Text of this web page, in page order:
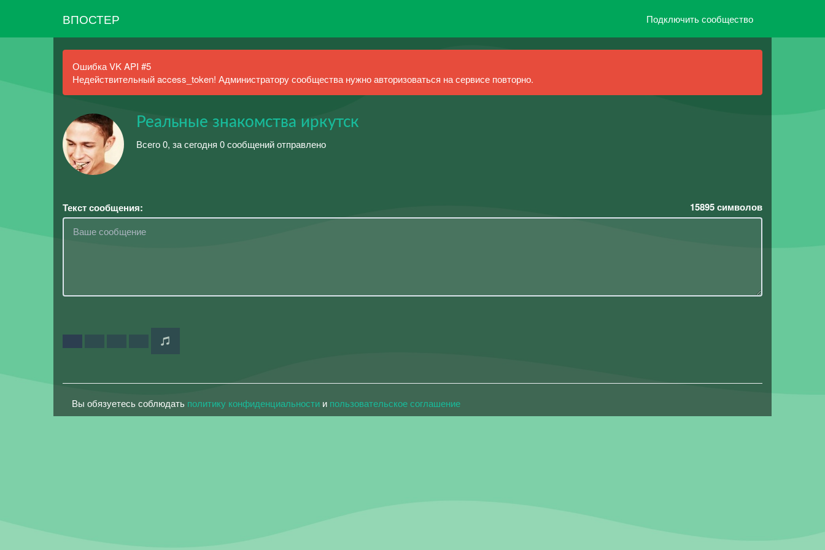
ВПОСТЕР Подключить сообщество
Ошибка VK API #5
Недействительный access_token! Администратору сообщества нужно авторизоваться на сервисе повторно.
Реальные знакомства иркутск
Всего 0, за сегодня 0 сообщений отправлено
Текст сообщения: 15895символов
Вы обязуетесь соблюдать политику конфиденциальности и пользовательское соглашение